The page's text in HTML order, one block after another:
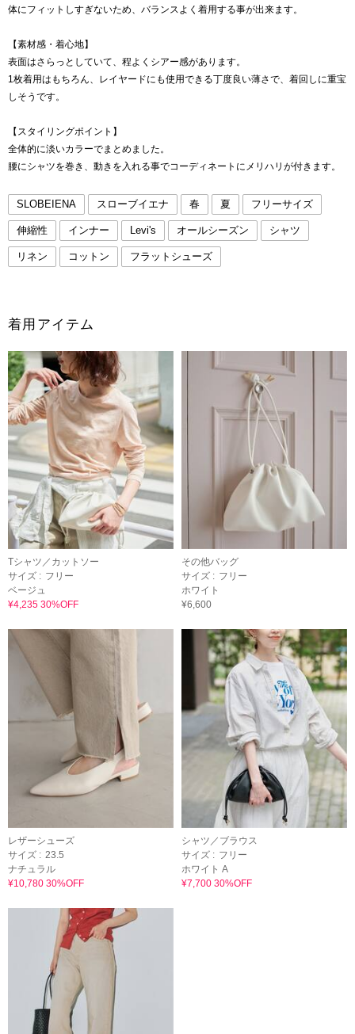
体にフィットしすぎないため、バランスよく着用する事が出来ます。
【素材感・着心地】
表面はさらっとしていて、程よくシアー感があります。
1枚着用はもちろん、レイヤードにも使用できる丁度良い薄さで、着回しに重宝
しそうです。
【スタイリングポイント】
全体的に淡いカラーでまとめました。
腰にシャツを巻き、動きを入れる事でコーディネートにメリハリが付きます。
SLOBEIENA スローブイエナ 春 夏 フリーサイズ
伸縮性 インナー Levi's オールシーズン シャツ
リネン コットン フラットシューズ
着用アイテム
Tシャツ／カットソー
サイズ : フリー
ベージュ
¥4,235 30%OFF
その他バッグ
サイズ : フリー
ホワイト
¥6,600
レザーシューズ
サイズ : 23.5
ナチュラル
¥10,780 30%OFF
シャツ／ブラウス
サイズ : フリー
ホワイト A
¥7,700 30%OFF